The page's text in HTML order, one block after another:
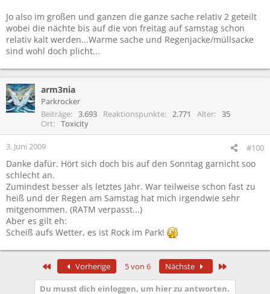
Jo also im großen und ganzen die ganze sache relativ 2 geteilt
wobei die nächte bis auf die von freitag auf samstag schon
relativ kalt werden...Warme sache und Regenjacke/müllsacke
sind wohl doch plicht...
arm3nia
Parkrocker
Beiträge
3.693 Reaktionspunkte 2.771 Alter
35
Ort
Toxicity
3. Juni 2009 #100
Danke dafür. Hört sich doch bis auf den Sonntag garnicht soo
schlecht an.
Zumindest besser als letztes Jahr. War teilweise schon fast zu
heiß und der Regen am Samstag hat mich irgendwie sehr
mitgenommen. (RATM verpasst...)
Aber es gilt eh:
Scheiß aufs Wetter, es ist Rock im Park!
Erste Vorherige 5 von 6 Nächste
Du musst dich einloggen, um hier zu antworten.